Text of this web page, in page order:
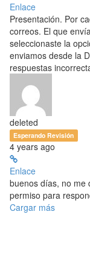
Enlace
Presentación. Por
correos. El que
seleccionaste la
enviamos desde la
respuestas
deleted
Esperando Revisión
4 years ago
Enlace
buenos días, no me
permiso para
Cargar más